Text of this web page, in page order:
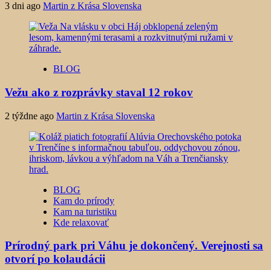
3 dni ago Martin z Krása Slovenska
BLOG
Vežu ako z rozprávky staval 12 rokov
2 týždne ago Martin z Krása Slovenska
BLOG
Kam do prírody
Kam na turistiku
Kde relaxovať
Prírodný park pri Váhu je dokončený. Verejnosti sa
otvorí po kolaudácii